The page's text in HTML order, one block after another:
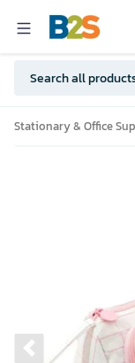
Stationary & Office